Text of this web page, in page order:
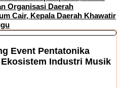
Organisasi Daerah
Cair, Kepala Daerah Khawatir
Event Pentatonika
Industri Musik